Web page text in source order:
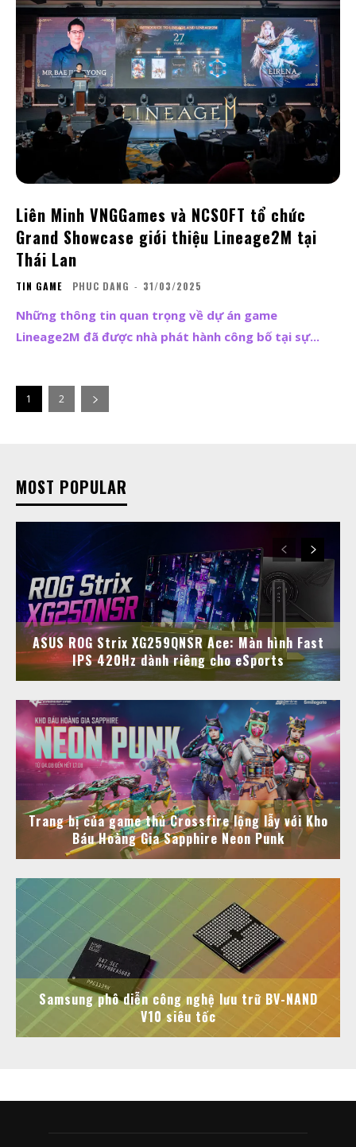
Liên Minh VNGGames và NCSOFT tổ chức
Grand Showcase giới thiệu Lineage2M tại
Thái Lan
TIN GAME PHUC DANG - 31/03/2025
Những thông tin quan trọng về dự án game
Lineage2M đã được nhà phát hành công bố tại sự...
1 2
MOST POPULAR
ASUS ROG Strix XG259QNSR Ace: Màn hình Fast
IPS 420Hz dành riêng cho eSports
Trang bị của game thủ Crossfire lộng lẫy với Kho
Báu Hoàng Gia Sapphire Neon Punk
Samsung phô diễn công nghệ lưu trữ BV-NAND
V10 siêu tốc